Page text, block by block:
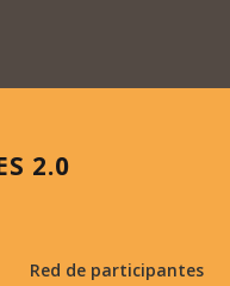
2.0
Red de participantes